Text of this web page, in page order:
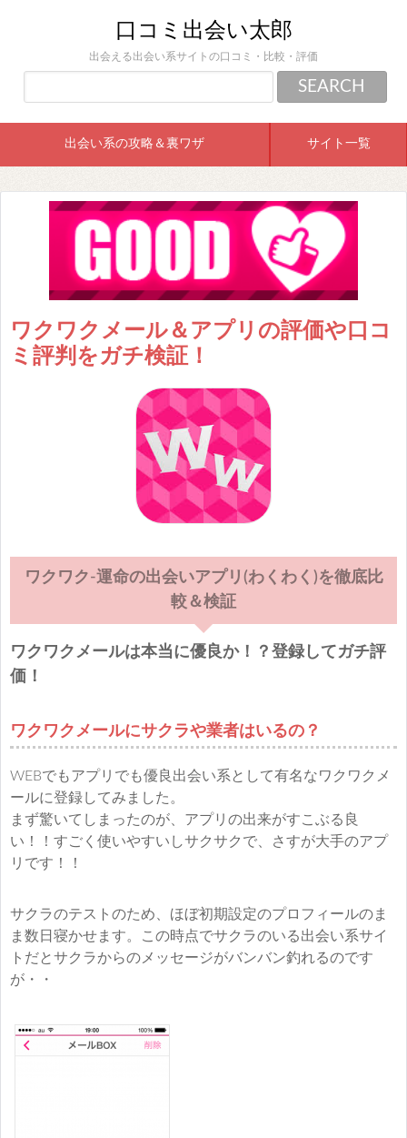
口コミ出会い太郎
出会える出会い系サイトの口コミ・比較・評価
出会い系の攻略＆裏ワザ サイト一覧
ワクワクメール＆アプリの評価や口コ
ミ評判をガチ検証！
ワクワク-運命の出会いアプリ(わくわく)を徹底比
較＆検証
ワクワクメールは本当に優良か！？登録してガチ評
価！
ワクワクメールにサクラや業者はいるの？
WEBでもアプリでも優良出会い系として有名なワクワクメ
ールに登録してみました。
まず驚いてしまったのが、アプリの出来がすこぶる良
い！！すごく使いやすいしサクサクで、さすが大手のアプ
リです！！
サクラのテストのため、ほぼ初期設定のプロフィールのま
ま数日寝かせます。この時点でサクラのいる出会い系サイ
トだとサクラからのメッセージがバンバン釣れるのです
が・・